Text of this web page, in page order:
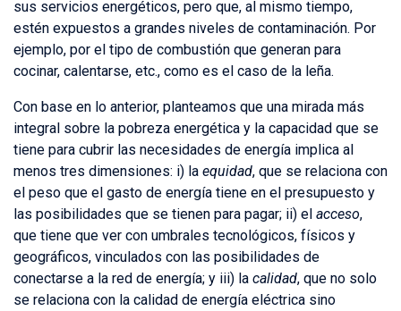
sus servicios energéticos, pero que, al mismo tiempo,
estén expuestos a grandes niveles de contaminación. Por
ejemplo, por el tipo de combustión que generan para
cocinar, calentarse, etc., como es el caso de la leña.
Con base en lo anterior, planteamos que una mirada más
integral sobre la pobreza energética y la capacidad que se
tiene para cubrir las necesidades de energía implica al
menos tres dimensiones: i) la equidad, que se relaciona con
el peso que el gasto de energía tiene en el presupuesto y
las posibilidades que se tienen para pagar; ii) el acceso,
que tiene que ver con umbrales tecnológicos, físicos y
geográficos, vinculados con las posibilidades de
conectarse a la red de energía; y iii) la calidad, que no solo
se relaciona con la calidad de energía eléctrica sino